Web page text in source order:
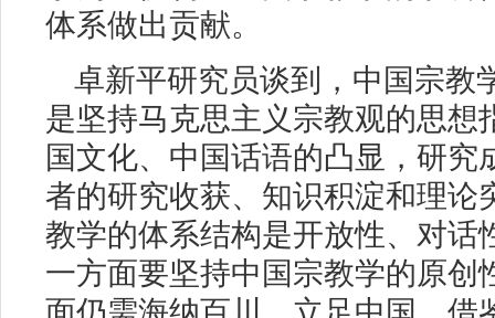
体系做出贡献。
卓新平研究员谈到，中国宗教
是坚持马克思主义宗教观的思想
国文化、中国话语的凸显，研究
者的研究收获、知识积淀和理论
教学的体系结构是开放性、对话
一方面要坚持中国宗教学的原创